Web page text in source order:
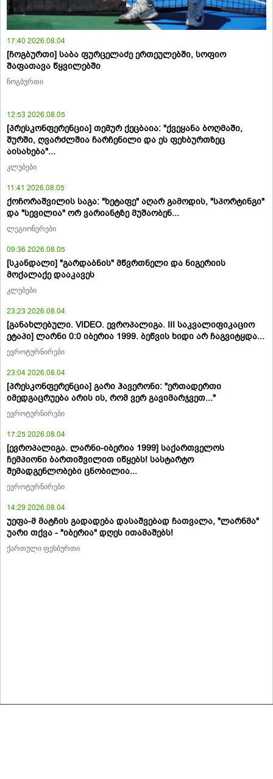
17:40 2026.08.04
[ჩოგბურთი] საბა ფურცელაძე ერთეულებში, სოფიო
შაფათავა წყვილებში
ჩოგბურთი
12:53 2026.08.05
[პრესკონფერენცია] თემურ ქეცბაია: "ქვეყანა ბოღმაში,
შურში, ღვარძლშია ჩარჩენილი და ეს ფეხბურთზეც
აისახება"...
კლუბები
11:41 2026.08.05
ქოჩორაშვილის საგა: "ხეტაფე" აღარ გამოდის, "სპორტინგი"
და "სევილია" ორ ვარიანტზე მუშაობენ...
ლეგიონერები
09:36 2026.08.05
[სკანდალი] "გარდაბნის" მწვრთნელი და ნიგერიის
მოქალაქე დააკავეს
კლუბები
23:23 2026.08.04
[განახლებული. VIDEO. ევროპალიგა. III საკვალიფიკაციო
ეტაპი] ლარნი 0:0 იბერია 1999. ბეწვის ხიდი არ ჩაგვიტყდა...
ევროტურნირები
23:04 2026.08.04
[პრესკონფერენცია] გარი ჰავერონი: "ერთადერთი
იმედგაცრუება არის ის, რომ ვერ გავიმარჯვეთ..."
ევროტურნირები
17:25 2026.08.04
[ევროპალიგა. ლარნი-იბერია 1999] საქართველოს
ჩემპიონი ბართიშვილით იწყებს! სასტარტო
შემადგენლობები ცნობილია...
ევროტურნირები
14:29 2026.08.04
უეფა-მ მატჩის გადადება დასაშვებად ჩათვალა, "ლარნმა"
უარი თქვა - "იბერია" დღეს ითამაშებს!
ქართული ფეხბურთი